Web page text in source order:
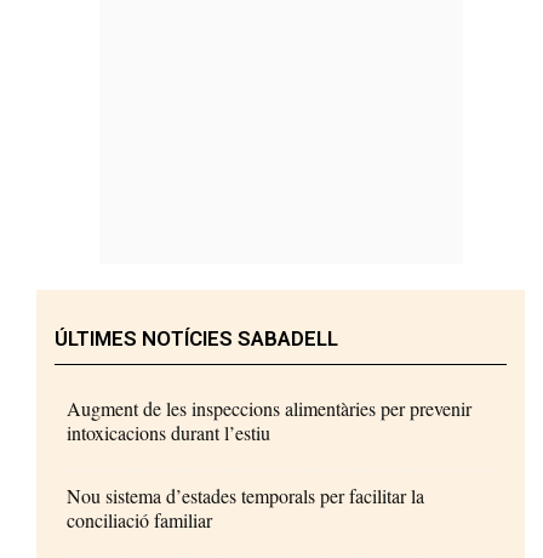
ÚLTIMES NOTÍCIES SABADELL
Augment de les inspeccions alimentàries per prevenir
intoxicacions durant l’estiu
Nou sistema d’estades temporals per facilitar la
conciliació familiar